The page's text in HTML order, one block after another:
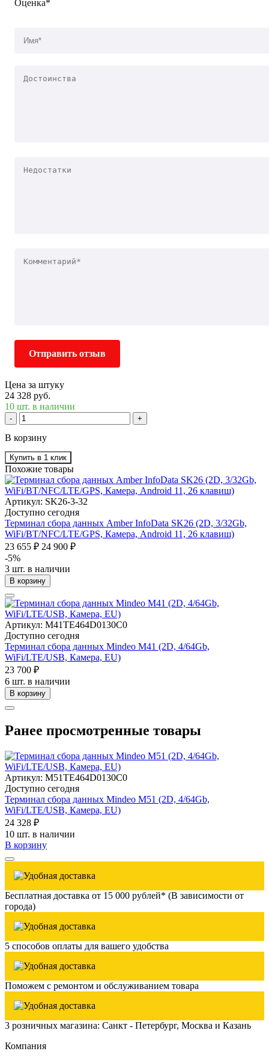
Оценка*
Отправить отзыв
Цена за штуку
24 328 руб.
10 шт. в наличии
- +
В корзину
Купить в 1 клик
Похожие товары
Артикул: SK26-3-32
Доступно сегодня
Терминал сбора данных Amber InfoData SK26 (2D, 3/32Gb,
WiFi/BT/NFC/LTE/GPS, Камера, Android 11, 26 клавиш)
23 655 ₽ 24 900 ₽
-5%
3 шт. в наличии
В корзину
Артикул: M41TE464D0130C0
Доступно сегодня
Терминал сбора данных Mindeo M41 (2D, 4/64Gb,
WiFi/LTE/USB, Камера, EU)
23 700 ₽
6 шт. в наличии
В корзину
Ранее просмотренные товары
Артикул: M51TE464D0130C0
Доступно сегодня
Терминал сбора данных Mindeo M51 (2D, 4/64Gb,
WiFi/LTE/USB, Камера, EU)
24 328 ₽
10 шт. в наличии
В корзину
Бесплатная доставка от 15 000 рублей* (В зависимости от
города)
5 способов оплаты для вашего удобства
Поможем с ремонтом и обслуживанием товара
3 розничных магазина: Санкт - Петербург, Москва и Казань
Компания